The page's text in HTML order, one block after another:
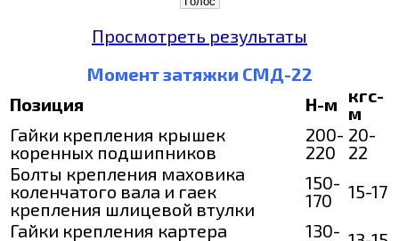
Просмотреть результаты
Момент затяжки СМД-22
Позиция
Н-м кгс-
м
Гайки крепления крышек
коренных подшипников
200-
220
20-
22
Болты крепления маховика
коленчатого вала и гаек
крепления шлицевой втулки
150-
170
15-17
Гайки крепления картера
130-